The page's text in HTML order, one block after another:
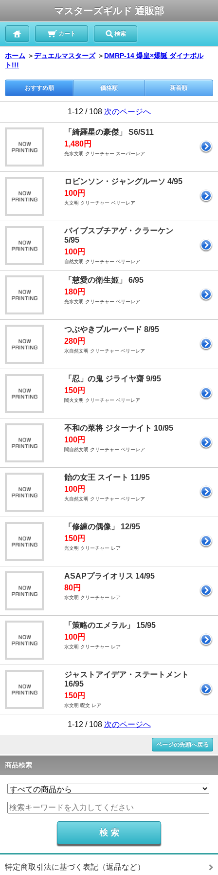
マスターズギルド 通販部
カート 検索
ホーム ＞デュエルマスターズ ＞ DMRP-14 爆皇×爆誕 ダイナボル
ト!!!
おすすめ順 価格順 新着順
1-12 / 108 次のページへ
「綺羅星の豪傑」 S6/S11
1,480円
光水文明 クリーチャー スーパーレア
ロビンソン・ジャングルーソ 4/95
100円
火文明 クリーチャー ベリーレア
バイブスブチアゲ・クラーケン
5/95
100円
自然文明 クリーチャー ベリーレア
「慈愛の衛生姫」 6/95
180円
光水文明 クリーチャー ベリーレア
つぶやきブルーバード 8/95
280円
水自然文明 クリーチャー ベリーレア
「忍」の鬼 ジライヤ齋 9/95
150円
闇火文明 クリーチャー ベリーレア
不和の菜将 ジターナイト 10/95
100円
闇自然文明 クリーチャー ベリーレア
飴の女王 スイート 11/95
100円
火自然文明 クリーチャー ベリーレア
「修練の偶像」 12/95
150円
光文明 クリーチャー レア
ASAPプライオリス 14/95
80円
水文明 クリーチャー レア
「策略のエメラル」 15/95
100円
水文明 クリーチャー レア
ジャストアイデア・ステートメント
16/95
150円
水文明 呪文 レア
1-12 / 108 次のページへ
ページの先頭へ戻る
商品検索
特定商取引法に基づく表記（返品など）